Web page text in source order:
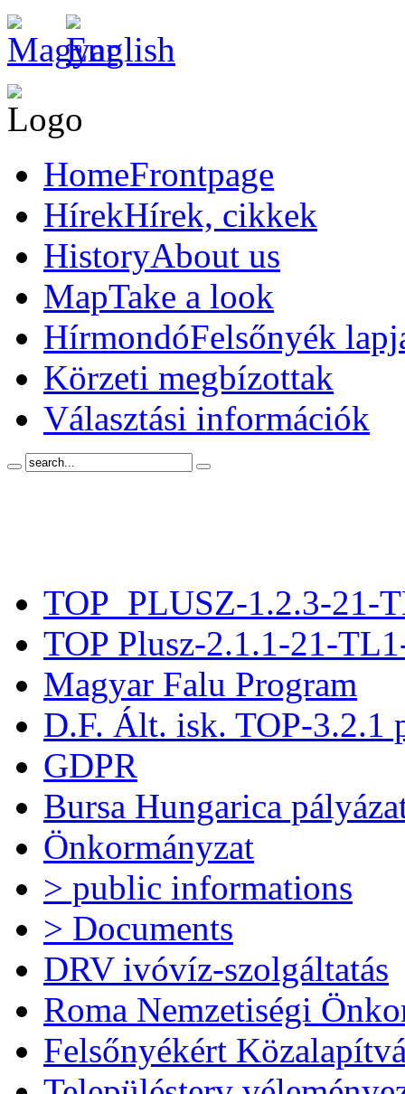
HomeFrontpage
HírekHírek, cikkek
HistoryAbout us
MapTake a look
HírmondóFelsőnyék
Körzeti megbízottak
Választási információk
TOP_PLUSZ-1.2.3-21-
TOP Plusz-2.1.1-21-
Magyar Falu Program
D.F. Ált. isk. TOP-3.2.1
GDPR
Bursa Hungarica
Önkormányzat
> public informations
> Documents
DRV ivóvíz-szolgáltatás
Roma Nemzetiségi
Felsőnyékért